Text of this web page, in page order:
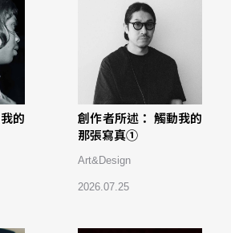
的
創作者所述： 觸動我的
那張寫真①
Art&Design
2026.07.25